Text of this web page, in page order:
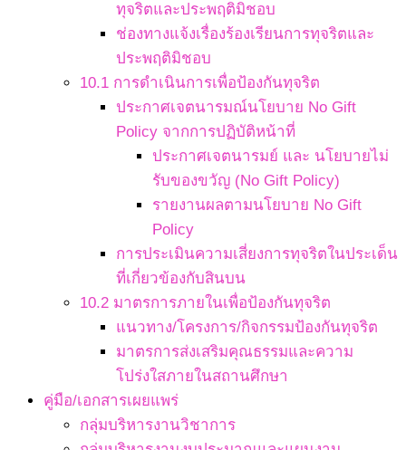
ทุจริตและประพฤติมิชอบ
ช่องทางแจ้งเรื่องร้องเรียนการทุจริตและ
ประพฤติมิชอบ
10.1 การดำเนินการเพื่อป้องกันทุจริต
ประกาศเจตนารมณ์นโยบาย No Gift
Policy จากการปฏิบัติหน้าที่
ประกาศเจตนารมย์ และ นโยบายไม่
รับของขวัญ (No Gift Policy)
รายงานผลตามนโยบาย No Gift
Policy
การประเมินความเสี่ยงการทุจริตในประเด็น
ที่เกี่ยวข้องกับสินบน
10.2 มาตรการภายในเพื่อป้องกันทุจริต
แนวทาง/โครงการ/กิจกรรมป้องกันทุจริต
มาตรการส่งเสริมคุณธรรมและความ
โปร่งใสภายในสถานศึกษา
คู่มือ/เอกสารเผยแพร่
กลุ่มบริหารงานวิชาการ